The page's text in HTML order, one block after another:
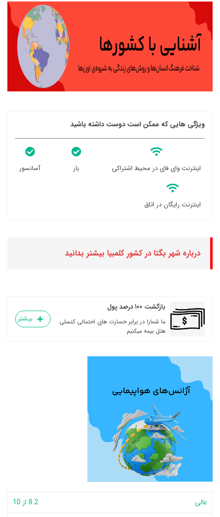
ویژگی هایی که ممکن است دوست داشته باشید
اینترنت وای فای در محیط اشتراکی بار آسانسور
اینترنت رایگان در اتاق
درباره شهر بگتا در کشور کلمبیا بیشتر بدانید
بازگشت ۱۰۰ درصد پول
ما شمارا در برابر خسارت های احتمالی کنسلی
هتل بیمه میکنیم
بیشتر
عالی 8.2 از 10